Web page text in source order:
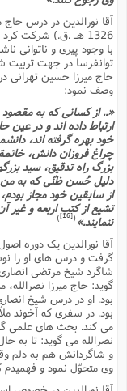
آقا نورالدین در درس حاج
1326 هـ .ق.) شرکت
با وجود پیرى و ناتوانى
توانفرسا در جهت تربیت
حاج میرزا حسین تهرانى
وصف نمود:
«.. از کسانى که به مقصود
ارتباط داده اند و در
خود بهره گرفته اند،
چراغ فروزان دانش،
بزرگ راه تدقیق، سید
دلیل حُسن ظنّى که به من
از سابقین خود مجاز
تشیع از کتب اربعه و غیر
ننمایند.»(
[16]
)
آقا نورالدین یک دوره
گرفت و درس هاى او را
شاگرد شیخ مرتضى
گوید: حاج میرزا
بود. او در درس شیخ
بود. در سفرى که آخوند
مى کند. بحث هاى علمى
نصرالله مى گوید: تا به
و شاگردانش هم به دلم
وى متحوّل نمود و فهمیدم